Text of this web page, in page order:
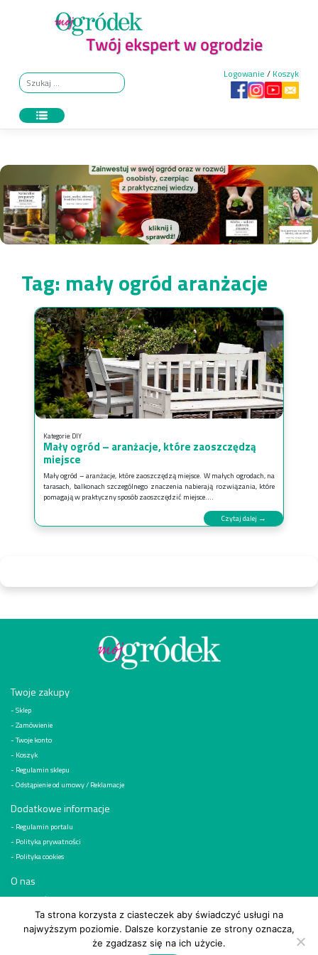
Logowanie / Koszyk
Tag: mały ogród aranżacje
Kategorie: DIY
Mały ogród – aranżacje, które zaoszczędzą
miejsce
Mały ogród – aranżacje, które zaoszczędzą miejsce. W małych ogrodach, na
tarasach, balkonach szczególnego znaczenia nabierają rozwiązania, które
pomagają w praktyczny sposób zaoszczędzić miejsce....
Czytaj dalej →
Twoje zakupy
Sklep
Zamówienie
Twoje konto
Koszyk
Regulamin sklepu
Odstąpienie od umowy / Reklamacje
Dodatkowe informacje
Regulamin portalu
Polityka prywatności
Polityka cookies
O nas
Kim jesteśmy
Reklama
Kontakt
Ta strona korzysta z ciasteczek aby świadczyć usługi na
najwyższym poziomie. Dalsze korzystanie ze strony oznacza,
że zgadzasz się na ich użycie.